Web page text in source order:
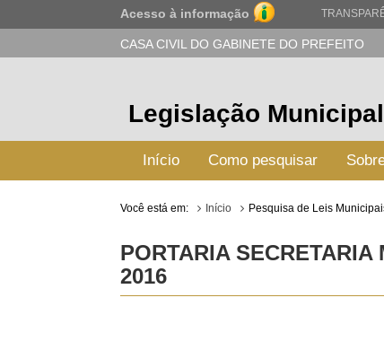
Acesso à informação
CASA CIVIL DO GABINETE DO PREFEITO
Legislação Municipal
Início Como pesquisar
Você está em: Início Pesquisa de Leis
PORTARIA SECRETARIA
2016